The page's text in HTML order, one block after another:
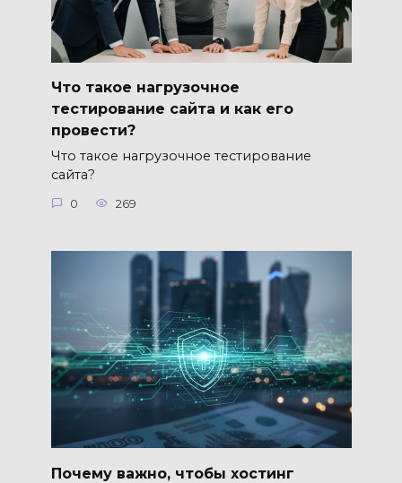
Что такое нагрузочное
тестирование сайта и как его
провести?
Что такое нагрузочное тестирование
сайта?
0 269
Почему важно, чтобы хостинг